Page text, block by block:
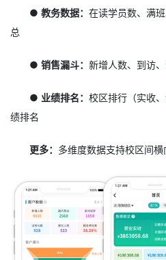
● 教务数据：在读学员数、满
总
● 销售漏斗：新增人数、到访
● 业绩排名：校区排行（实收
绩排名
更多： 多维度数据支持校区间